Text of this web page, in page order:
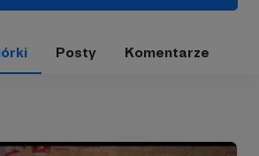
Posty Komentarze